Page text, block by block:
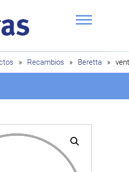
Ragas
» Recambios » Beretta »